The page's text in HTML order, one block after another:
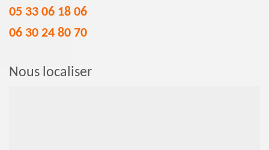
05 33 06 18 06
06 30 24 80 70
Nous localiser